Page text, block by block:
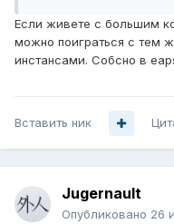
Если живете с большим
можно поиграться с тем
инстансами. Собсно в
Вставить ник
Jugernault
Опубликовано 26